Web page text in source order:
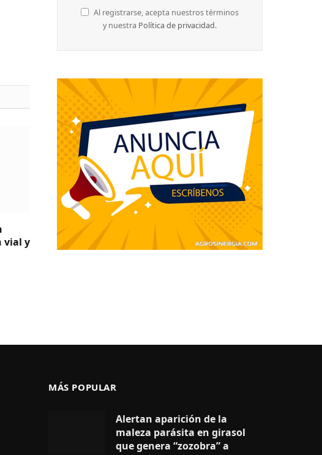
vial y
Al registrarse, acepta nuestros términos
y nuestra Política de privacidad.
MÁS POPULAR
Alertan aparición de la
maleza parásita en girasol
que genera “zozobra” a